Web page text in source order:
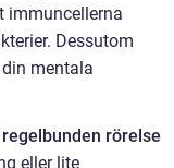
immuncellerna
Dessutom
mentala
rörelse
eller lite